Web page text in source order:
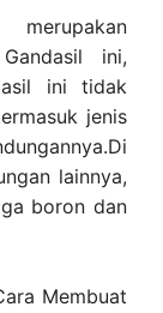
ini,
ini tidak
jenis
lainnya,
boron dan
Membuat